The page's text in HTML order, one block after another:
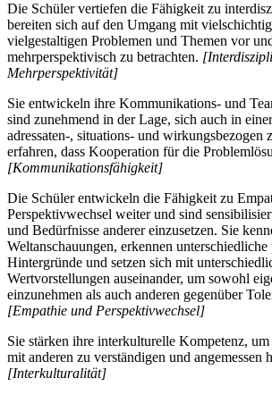
Die Schüler vertiefen die Fähigkeit zu
bereiten sich auf den Umgang mit
vielgestaltigen Problemen und Themen vor
mehrperspektivisch zu betrachten.
Mehrperspektivität]
Sie entwickeln ihre Kommunikations- und
sind zunehmend in der Lage, sich auch in
adressaten-, situations- und wirkungsbezogen
erfahren, dass Kooperation für die
[Kommunikationsfähigkeit]
Die Schüler entwickeln die Fähigkeit zu
Perspektivwechsel weiter und sind
und Bedürfnisse anderer einzusetzen. Sie
Weltanschauungen, erkennen
Hintergründe und setzen sich mit
Wertvorstellungen auseinander, um sowohl
einzunehmen als auch anderen gegenüber
[Empathie und Perspektivwechsel]
Sie stärken ihre interkulturelle Kompetenz,
mit anderen zu verständigen und angemessen
[Interkulturalität]